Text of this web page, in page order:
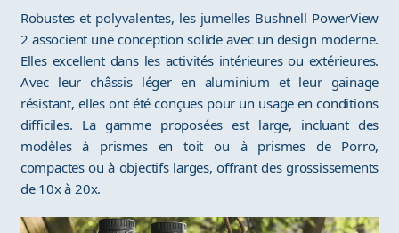
Robustes et polyvalentes, les jumelles Bushnell PowerView
2 associent une conception solide avec un design moderne.
Elles excellent dans les activités intérieures ou extérieures.
Avec leur châssis léger en aluminium et leur gainage
résistant, elles ont été conçues pour un usage en conditions
difficiles. La gamme proposées est large, incluant des
modèles à prismes en toit ou à prismes de Porro,
compactes ou à objectifs larges, offrant des grossissements
de 10x à 20x.